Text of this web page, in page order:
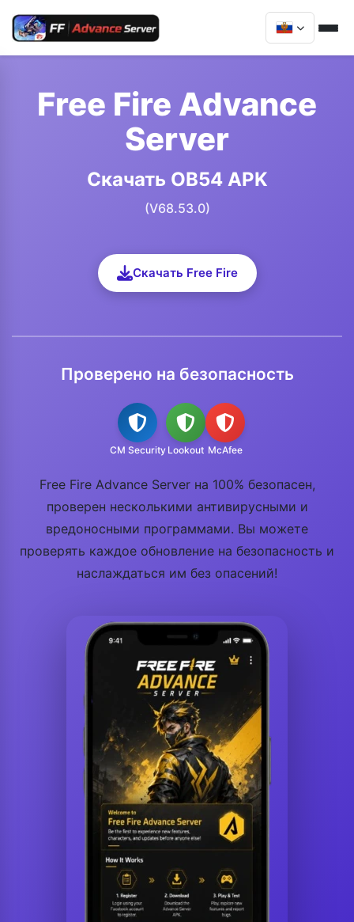
Free Fire Advance
Server
Скачать OB54 APK
(V68.53.0)
Скачать Free Fire
Проверено на безопасность
CM Security Lookout McAfee
Free Fire Advance Server на 100% безопасен,
проверен несколькими антивирусными и
вредоносными программами. Вы можете
проверять каждое обновление на безопасность и
наслаждаться им без опасений!